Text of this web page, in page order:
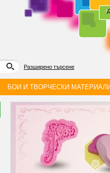
|
Разширено търсене
БОИ И ТВОРЧЕСКИ